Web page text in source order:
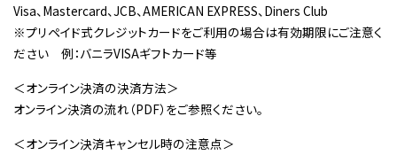
Visa、Mastercard、JCB、AMERICAN EXPRESS、Diners Club
※プリペイド式クレジットカードをご利用の場合は有効期限にご注意く
ださい 例：バニラVISAギフトカード等
＜オンライン決済の決済方法＞
オンライン決済の流れ（PDF）をご参照ください。
＜オンライン決済キャンセル時の注意点＞